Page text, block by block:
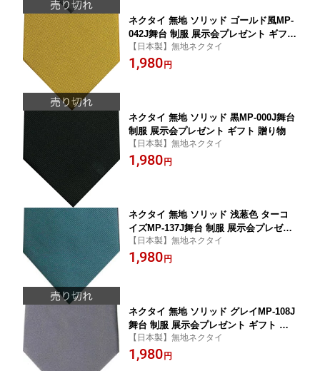
ネクタイ 無地 ソリッド ゴールド風MP-
042J舞台 制服 展示会プレゼント ギフト
贈り物
【日本製】無地ネクタイ
1,980 円
ネクタイ 無地 ソリッド 黒MP-000J舞台
制服 展示会プレゼント ギフト 贈り物
【日本製】無地ネクタイ
1,980 円
ネクタイ 無地 ソリッド 浅葱色 ターコ
イズMP-137J舞台 制服 展示会プレゼン
ト ギフト 贈り物
【日本製】無地ネクタイ
1,980 円
ネクタイ 無地 ソリッド グレイMP-108J
舞台 制服 展示会プレゼント ギフト 贈
り物
【日本製】無地ネクタイ
1,980 円